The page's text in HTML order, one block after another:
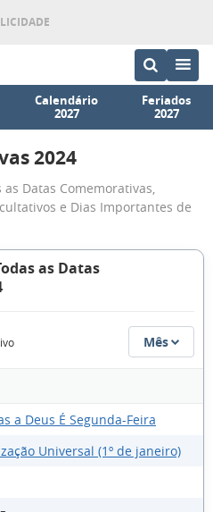
Calendário
2027
Feriados
2027
2024
Datas Comemorativas,
e Dias Importantes de
as Datas
Mês
a Deus É Segunda-Feira
Universal (1º de janeiro)